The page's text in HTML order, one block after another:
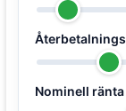
Nominell ränta